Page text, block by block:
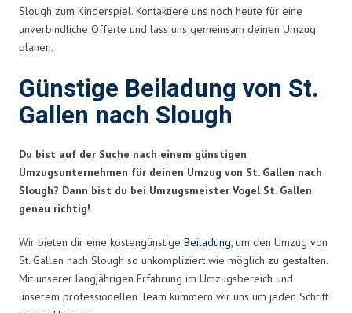
Slough zum Kinderspiel. Kontaktiere uns noch heute für eine
unverbindliche Offerte und lass uns gemeinsam deinen Umzug
planen.
Günstige Beiladung von St.
Gallen nach Slough
Du bist auf der Suche nach einem günstigen
Umzugsunternehmen für deinen Umzug von St. Gallen nach
Slough? Dann bist du bei Umzugsmeister Vogel St. Gallen
genau richtig!
Wir bieten dir eine kostengünstige Beiladung, um den Umzug von
St. Gallen nach Slough so unkompliziert wie möglich zu gestalten.
Mit unserer langjährigen Erfahrung im Umzugsbereich und
unserem professionellen Team kümmern wir uns um jeden Schritt